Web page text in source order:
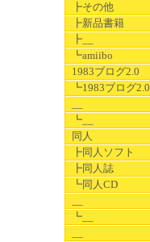
┣その他
┣新品書籍
┣__
┗amiibo
1983ブログ2.0
┗1983ブログ2.0
┗__
同人
┣同人ソフト
┣同人誌
┗同人CD
┗__